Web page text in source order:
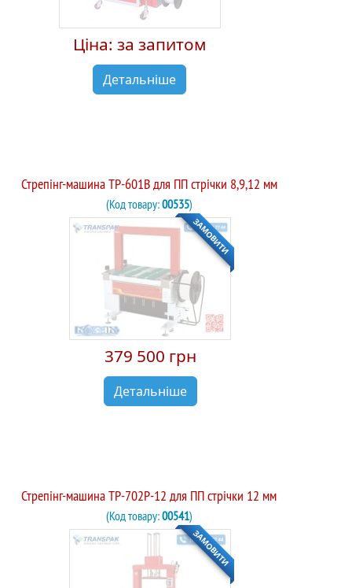
Ціна: за запитом
Детальніше
Стрепінг-машина TP-601B для ПП стрічки 8,9,12 мм
(Код товару:00535)
ЗАМОВИТИ
379 500 грн
Детальніше
Стрепінг-машина TP-702P-12 для ПП стрічки 12 мм
(Код товару:00541)
ЗАМОВИТИ